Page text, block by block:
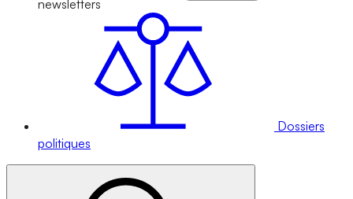
newsletters
Dossiers
politiques